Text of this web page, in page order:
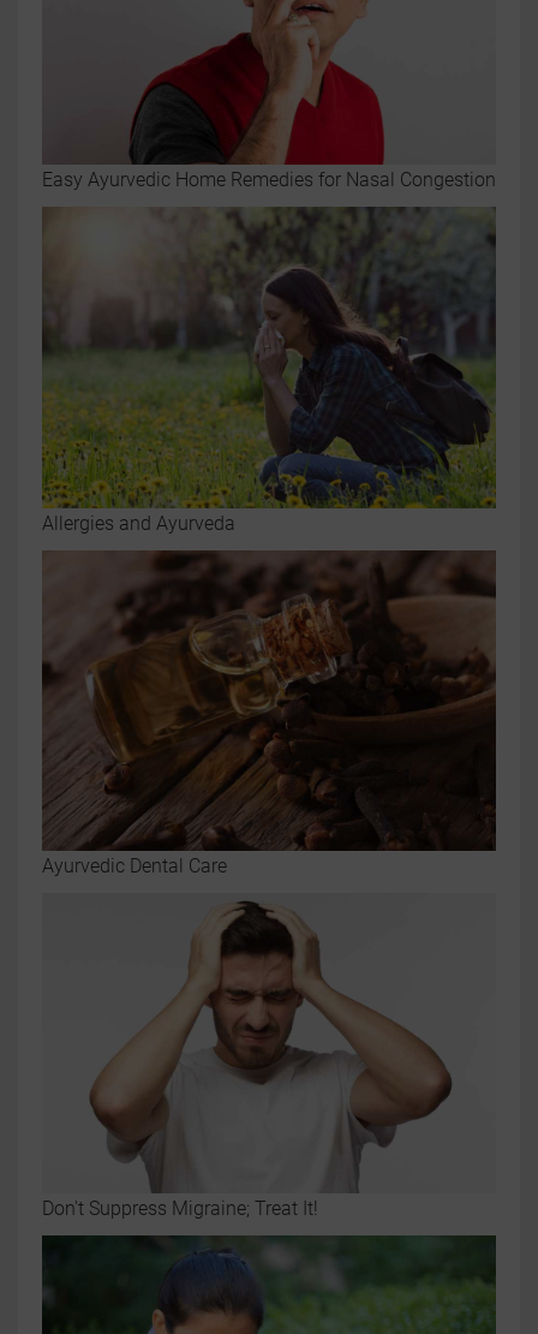
Easy Ayurvedic Home Remedies for Nasal Congestion
Allergies and Ayurveda
Ayurvedic Dental Care
Don't Suppress Migraine; Treat It!